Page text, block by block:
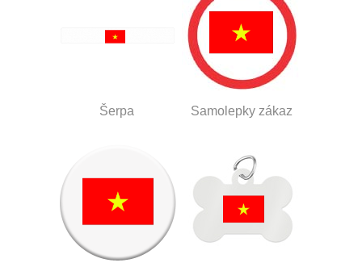
Šerpa Samolepky zákaz